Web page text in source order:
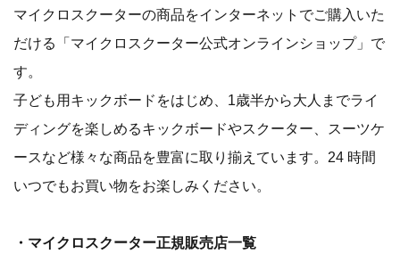
マイクロスクーターの商品をインターネットでご購入いた
だける「マイクロスクーター公式オンラインショップ」で
す。
子ども用キックボードをはじめ、1歳半から大人までライ
ディングを楽しめるキックボードやスクーター、スーツケ
ースなど様々な商品を豊富に取り揃えています。24 時間
いつでもお買い物をお楽しみください。
・マイクロスクーター正規販売店一覧